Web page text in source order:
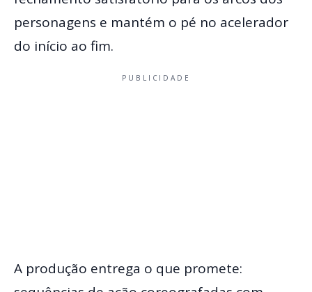
personagens e mantém o pé no acelerador
do início ao fim.
PUBLICIDADE
A produção entrega o que promete: